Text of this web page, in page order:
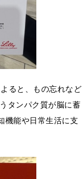
ると、もの忘れなど
タンパク質が脳に蓄
機能や日常生活に支